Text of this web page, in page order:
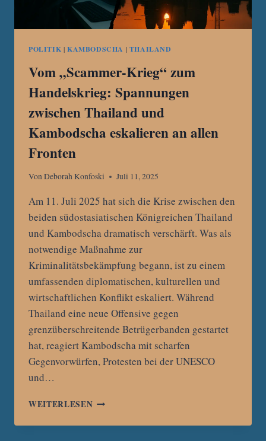
POLITIK | KAMBODSCHA | THAILAND
Vom „Scammer-Krieg“ zum
Handelskrieg: Spannungen
zwischen Thailand und
Kambodscha eskalieren an allen
Fronten
VonDeborah Konfoski Juli 11, 2025
Am 11. Juli 2025 hat sich die Krise zwischen den
beiden südostasiatischen Königreichen Thailand
und Kambodscha dramatisch verschärft. Was als
notwendige Maßnahme zur
Kriminalitätsbekämpfung begann, ist zu einem
umfassenden diplomatischen, kulturellen und
wirtschaftlichen Konflikt eskaliert. Während
Thailand eine neue Offensive gegen
grenzüberschreitende Betrügerbanden gestartet
hat, reagiert Kambodscha mit scharfen
Gegenvorwürfen, Protesten bei der UNESCO
und…
WEITERLESENVOM
KRIEG“